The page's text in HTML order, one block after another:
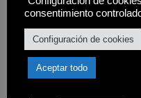
consentimiento
Configuración de cookies
Aceptar todo